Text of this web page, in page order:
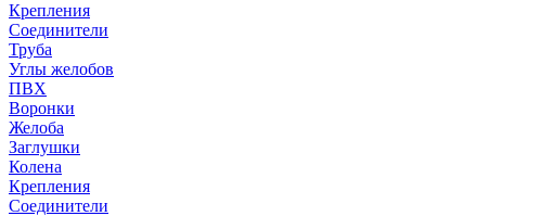
Крепления
Соединители
Труба
Углы желобов
ПВХ
Воронки
Желоба
Заглушки
Колена
Крепления
Соединители